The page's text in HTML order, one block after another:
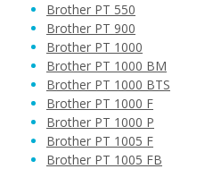
Brother PT 550
Brother PT 900
Brother PT 1000
Brother PT 1000 BM
Brother PT 1000 BTS
Brother PT 1000 F
Brother PT 1000 P
Brother PT 1005 F
Brother PT 1005 FB